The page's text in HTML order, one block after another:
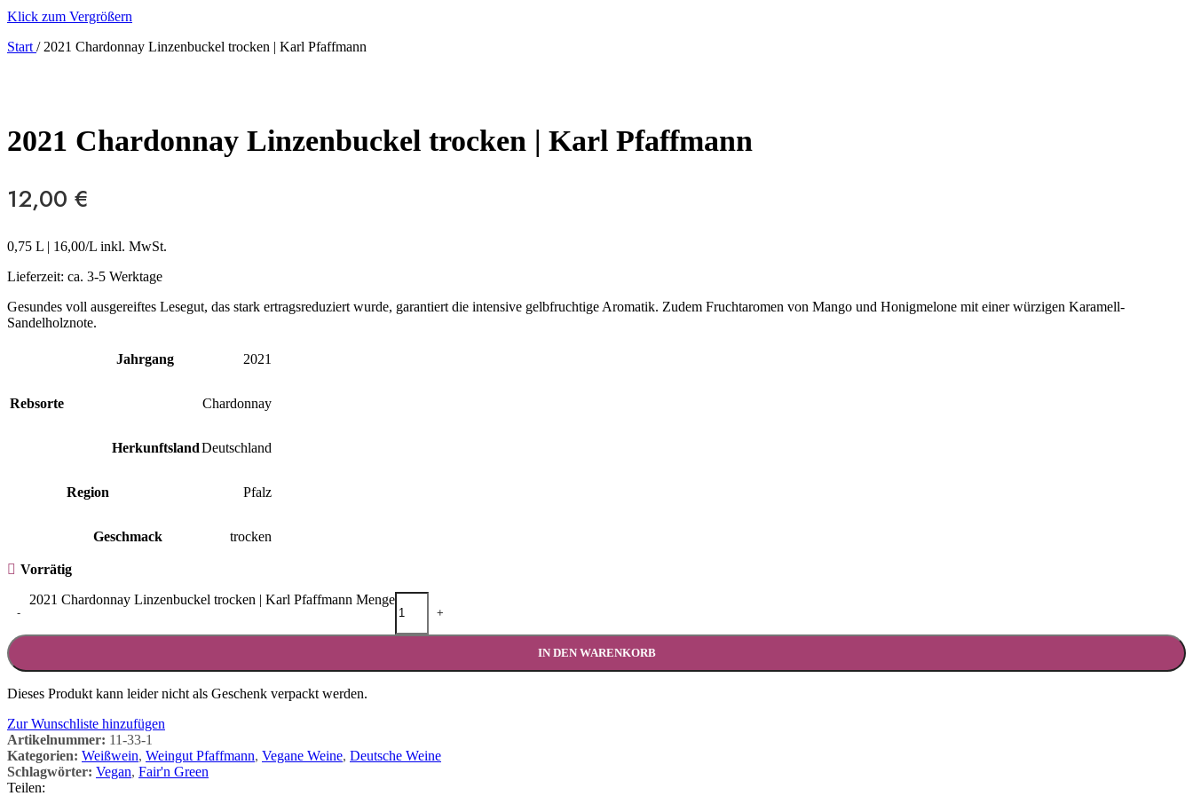
Klick zum Vergrößern
Start / 2021 Chardonnay Linzenbuckel trocken | Karl Pfaffmann
2021 Chardonnay Linzenbuckel trocken | Karl Pfaffmann
12,00 €
0,75 L | 16,00/L inkl. MwSt.
Lieferzeit: ca. 3-5 Werktage
Gesundes voll ausgereiftes Lesegut, das stark ertragsreduziert wurde, garantiert die intensive gelbfruchtige Aromatik. Zudem Fruchtaromen von Mango und Honigmelone mit einer würzigen Karamell-
Sandelholznote.
Jahrgang 2021
Rebsorte Chardonnay
HerkunftslandDeutschland
Region Pfalz
Geschmack trocken
Vorrätig
-
2021 Chardonnay Linzenbuckel trocken | Karl Pfaffmann Menge
+
IN DEN WARENKORB
Dieses Produkt kann leider nicht als Geschenk verpackt werden.
Zur Wunschliste hinzufügen
Artikelnummer: 11-33-1
Kategorien: Weißwein, Weingut Pfaffmann, Vegane Weine, Deutsche Weine
Schlagwörter: Vegan, Fair'n Green
Teilen: